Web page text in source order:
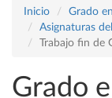
Inicio
Grado
Asignaturas
Trabajo fin
Grado